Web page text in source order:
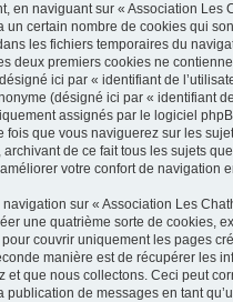
en naviguant sur « Association Les
un certain nombre de cookies qui
les fichiers temporaires du
deux premiers cookies ne
ici par « identifiant de
(désigné ici par « identifiant
assignés par le logiciel
fois que vous naviguerez sur les
archivant de ce fait tous les sujets
votre confort de navigation
navigation sur « Association Les
une quatrième sorte de cookies,
couvrir uniquement les pages
manière est de récupérer les
et que nous collectons. Ceci peut
publication de messages en tant